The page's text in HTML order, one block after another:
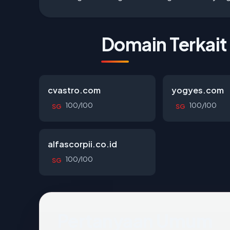
Domain Terkait
cvastro.com
SG 100/100
yogyes.com
SG 100/100
alfascorpii.co.id
SG 100/100